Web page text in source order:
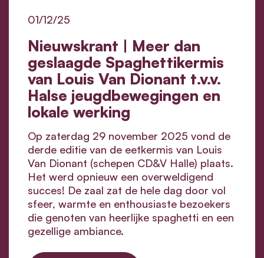
Nieuwskrant | Meer dan
geslaagde Spaghettikermis
van Louis Van Dionant t.v.v.
Halse jeugdbewegingen en
lokale werking
01/12/25
Op zaterdag 29 november 2025 vond de
derde editie van de eetkermis van Louis
Van Dionant (schepen CD&V Halle) plaats.
Het werd opnieuw een overweldigend
succes! De zaal zat de hele dag door vol
sfeer, warmte en enthousiaste bezoekers
die genoten van heerlijke spaghetti en een
gezellige ambiance.